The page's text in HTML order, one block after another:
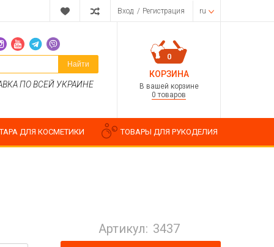
Вход / Регистрация ru
Найти
ПО ВСЕЙ УКРАИНЕ
0
КОРЗИНА
В вашей корзине
0 товаров
Косметические отдушки
Пищевые ароматизаторы
ТАРА ДЛЯ КОСМЕТИКИ ТОВАРЫ ДЛЯ РУКОДЕЛИЯ
Артикул: 3437